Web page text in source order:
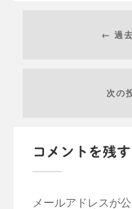
← 過
次の
コメントを残す
メールアドレスが